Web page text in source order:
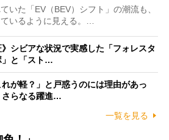
いた「EV（BEV）シフト」の潮流も、
いるように見える。…
》シビアな状況で実感した「フォレスタ
と「スト…
が軽？」と戸惑うのには理由があっ
らなる躍進…
一覧を見る